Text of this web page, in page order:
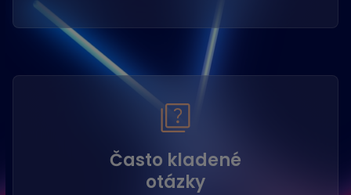
Často kladené
otázky